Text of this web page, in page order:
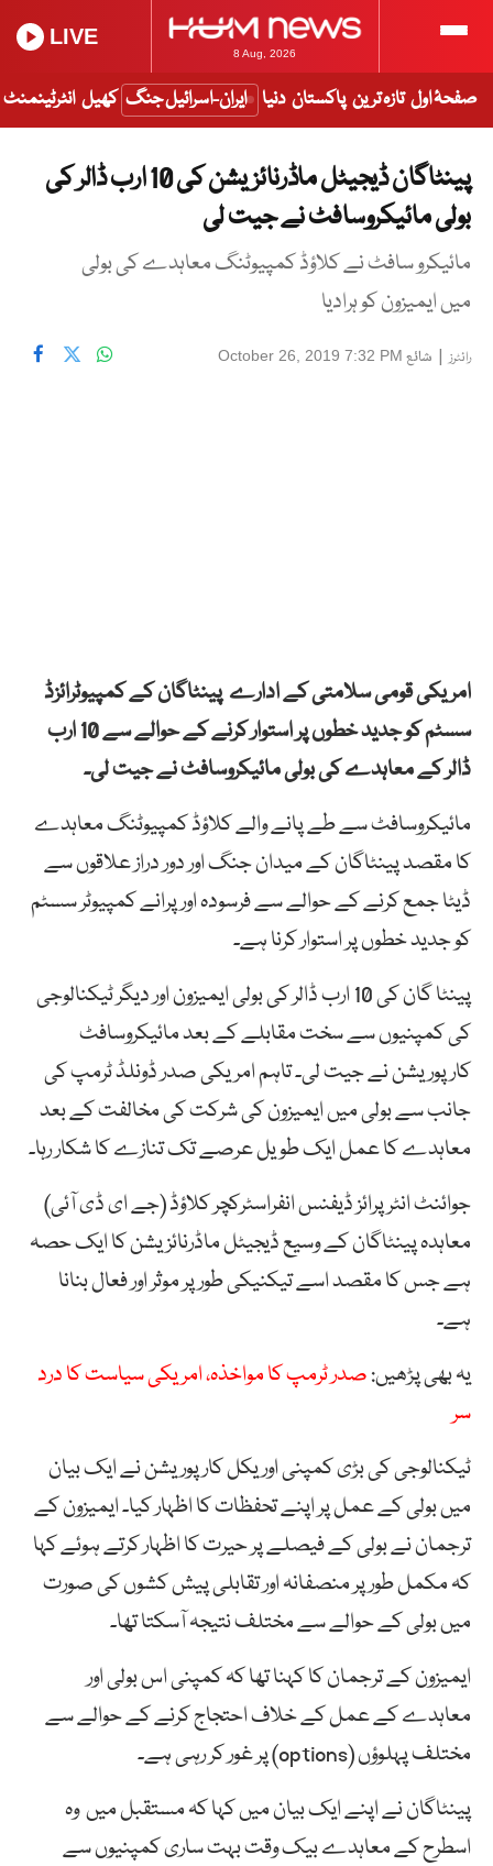
8 Aug, 2026
LIVE
صفحۂ اول تازہ ترین پاکستان دنیا ایران-اسرائیل جنگ کھیل انٹرٹینمنٹ
پینٹاگان ڈیجیٹل ماڈرنائزیشن کی 10 ارب ڈالر کی
بولی مائیکروسافٹ نے جیت لی
مائیکرو سافٹ نے کلاؤڈ کمپیوٹنگ معاہدے کی بولی
میں ایمیزون کو ہرادیا
رائٹرز| شائع October 26, 2019 7:32 PM
امریکی قومی سلامتی کے ادارے پینٹاگان کے کمپیوٹرائزڈ
سسٹم کو جدید خطوں پر استوار کرنے کے حوالے سے 10 ارب
ڈالر کے معاہدے کی بولی مائیکروسافٹ نے جیت لی۔
مائیکروسافٹ سے طے پانے والے کلاؤڈ کمپیوٹنگ معاہدے
کا مقصد پینٹاگان کے میدان جنگ اور دور دراز علاقوں سے
ڈیٹا جمع کرنے کے حوالے سے فرسودہ اور پرانے کمپیوٹر سسٹم
کو جدید خطوں پر استوار کرنا ہے۔
پینٹا گان کی 10 ارب ڈالر کی بولی ایمیزون اور دیگر ٹیکنالوجی
کی کمپنیوں سے سخت مقابلے کے بعد مائیکروسافٹ
کارپوریشن نے جیت لی۔ تاہم امریکی صدر ڈونلڈ ٹرمپ کی
جانب سے بولی میں ایمیزون کی شرکت کی مخالفت کے بعد
معاہدے کا عمل ایک طویل عرصے تک تنازے کا شکار رہا۔
جوائنٹ انٹرپرائز ڈیفنس انفراسٹرکچر کلاؤڈ (جے ای ڈی آئی)
معاہدہ پینٹاگان کے وسیع ڈیجیٹل ماڈرنائزیشن کا ایک حصہ
ہے جس کا مقصد اسے تیکنیکی طور پر موثر اور فعال بنانا
ہے۔
یہ بھی پڑھیں:صدر ٹرمپ کا مواخذہ، امریکی سیاست کا درد
سر
ٹیکنالوجی کی بڑی کمپنی اوریکل کارپوریشن نے ایک بیان
میں بولی کے عمل پر اپنے تحفظات کا اظہار کیا۔ ایمیزون کے
ترجمان نے بولی کے فیصلے پر حیرت کا اظہار کرتے ہوئے کہا
کہ مکمل طور پر منصفانہ اور تقابلی پیش کشوں کی صورت
میں بولی کے حوالے سے مختلف نتیجہ آسکتا تھا۔
ایمیزون کے ترجمان کا کہنا تھا کہ کمپنی اس بولی اور
معاہدے کے عمل کے خلاف احتجاج کرنے کے حوالے سے
مختلف پہلوؤں (options) پر غور کر رہی ہے۔
پینٹاگان نے اپنے ایک بیان میں کہا کہ مستقبل میں وہ
اسطرح کے معاہدے بیک وقت بہت ساری کمپنیوں سے